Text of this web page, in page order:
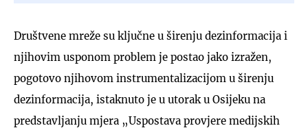
Društvene mreže su ključne u širenju dezinformacija i
njihovim usponom problem je postao jako izražen,
pogotovo njihovom instrumentalizacijom u širenju
dezinformacija, istaknuto je u utorak u Osijeku na
predstavljanju mjera „Uspostava provjere medijskih